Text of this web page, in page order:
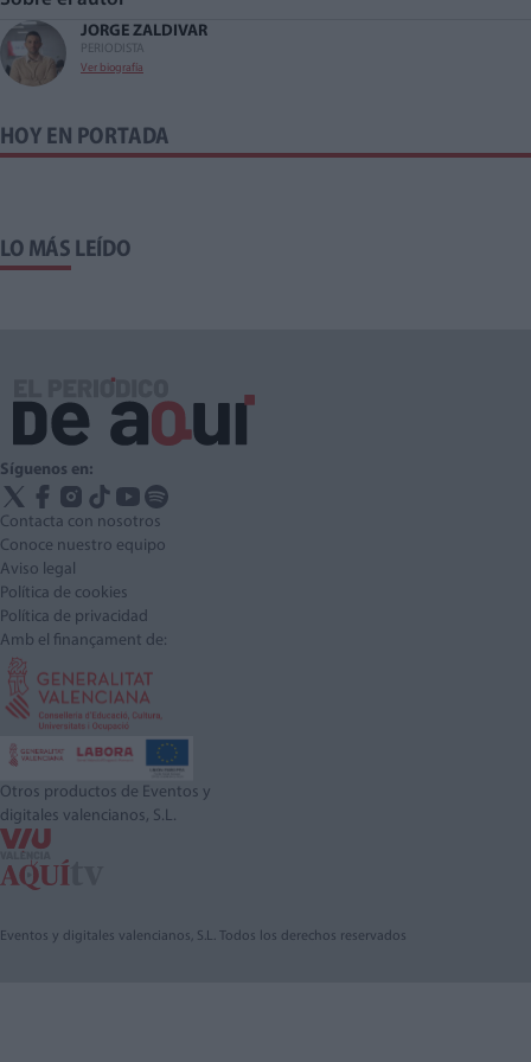
JORGE ZALDIVAR
PERIODISTA
Ver biografía
HOY EN PORTADA
LO MÁS LEÍDO
Síguenos en:
Contacta con nosotros
Conoce nuestro equipo
Aviso legal
Política de cookies
Política de privacidad
Amb el finançament de:
Otros productos de Eventos y
digitales valencianos, S.L.
Eventos y digitales valencianos, S.L. Todos los derechos reservados